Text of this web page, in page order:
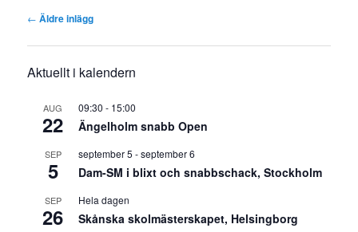
Inläggsnavigering
← Äldre inlägg
Aktuellt i kalendern
AUG
22
09:30 - 15:00
Ängelholm snabb Open
SEP
5
september 5 -september 6
Dam-SM i blixt och snabbschack, Stockholm
SEP
26
Hela dagen
Skånska skolmästerskapet, Helsingborg